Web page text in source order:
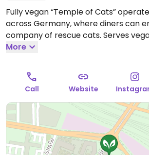
Fully vegan “Temple of Cats”
across Germany, where diners can
company of rescue cats. Serves
breakfasts, soups, salads,
cakes, and tarts. Has oat and soy
Mon-Thu 10:00-21:00, Fri-Sat 10:00-
Public holidays: 10:00 am - 9:00
More
Call Website